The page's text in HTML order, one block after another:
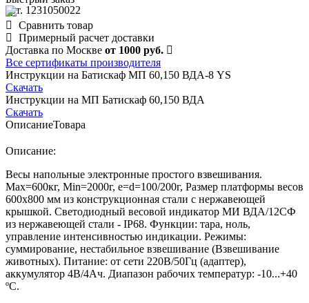
арт. 1231050022
Сравнить товар
Примерный расчет доставки
Доставка по Москве от 1000 руб.
Все сертификаты производителя
Инструкции на Батискаф МП 60,150 ВДА-8 YS
Скачать
Инструкции на МП Батискаф 60,150 ВДА
Скачать
ОписаниеТовара
Описание:
Весы напольные электронные простого взвешивания.
Мах=600кг, Min=2000г, е=d=100/200г, Размер платформы весов
600х800 мм из конструкционная стали с нержавеющей
крышкой. Светодиодный весовой индикатор МИ ВДА/12СФ
из нержавеющей стали - IP68. Функции: тара, ноль,
управление интенсивностью индикации. Режимы:
суммирование, нестабильное взвешивание (Взвешивание
животных). Питание: от сети 220В/50Гц (адаптер),
аккумулятор 4В/4Ач. Диапазон рабочих температур: -10...+40
ºС.